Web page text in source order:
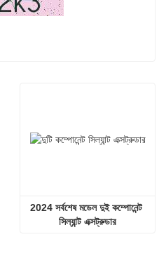
2024 সর্বশেষ মডেল দুই কম্পোনেন্ট
সিল্যান্ট এক্সট্রুডার